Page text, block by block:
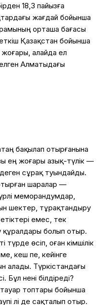
18,3 пайызға
жағдай бойынша
орташа бағасы
Қазақстан бойынша
алайда ел
Алматыдағы
бақылап отырғанына
ең жоғары азық-түлік —
сұрақ туындайды.
шаралар —
меморандумдар,
шектер, тұрақтандыру
емес, тек
құралдары болып отыр.
өсіп, оған әкімшілік
кеш пе, кейінге
алады. Түркістандағы
Бұл нені білдіреді?
топтары бойынша
әлі де сақталып отыр.